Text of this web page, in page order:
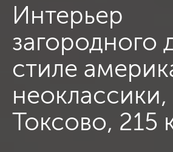
Интерьер
загородного
стиле
Токсово, 215